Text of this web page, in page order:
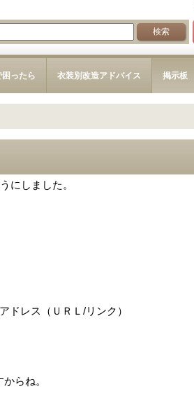
ったら 衣装別改造アドバイス 掲示板
にしました。
レス（ＵＲＬ/リンク）
らね。